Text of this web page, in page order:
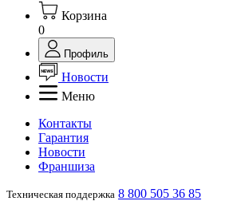
Корзина
0
Профиль
Новости
Меню
Контакты
Гарантия
Новости
Франшиза
Техническая поддержка 8 800 505 36 85